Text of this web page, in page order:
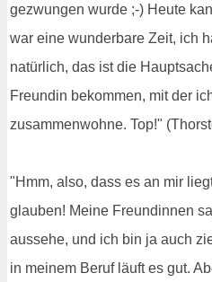
gezwungen wurde ;-) Heute
war eine wunderbare Zeit, ich
natürlich, das ist die
Freundin bekommen, mit der
zusammenwohne. Top!"
"Hmm, also, dass es an mir
glauben! Meine Freundinnen
aussehe, und ich bin ja auch
in meinem Beruf läuft es gut.